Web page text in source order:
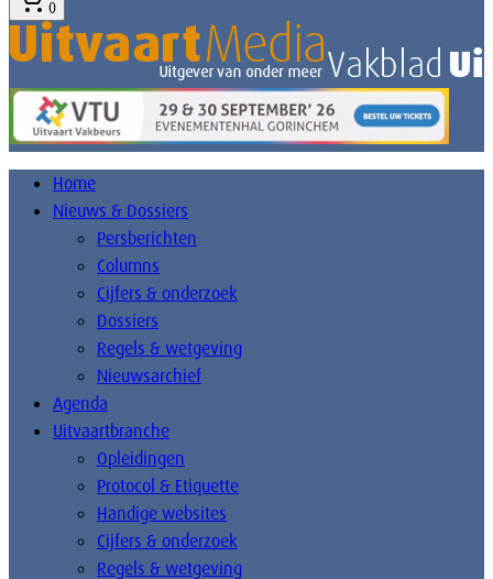
0
Home
Nieuws & Dossiers
Persberichten
Columns
Cijfers & onderzoek
Dossiers
Regels & wetgeving
Nieuwsarchief
Agenda
Uitvaartbranche
Opleidingen
Protocol & Etiquette
Handige websites
Cijfers & onderzoek
Regels & wetgeving